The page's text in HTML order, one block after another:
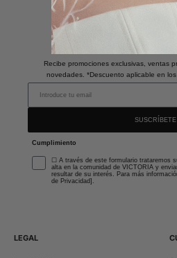
Únete a nuestra
y Obtén un 10% de
Recibe promociones exclusivas, ventas
novedades. *Descuento aplicable en
SUSCRÍBETE
Cumplimiento
☐ A través de este formulario trataremos
alta en la comunidad de VICTORIA y
resultar de su interés. Para más
de Privacidad].
LEGAL